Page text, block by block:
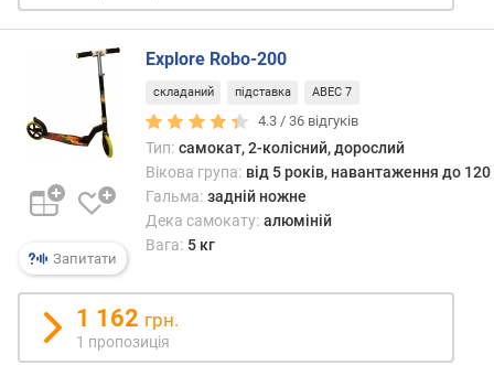
ь
с
т
а
с
м
Запитати
Explore Robo-200
складаний підставка ABEC 7
4.3 /36 відгуків
Тип: самокат, 2-колісний, дорослий
Вікова група: від 5 років, навантаження до 120
Гальма: задній ножне
Дека самокату: алюміній
Вага: 5 кг
1 162 грн.
1 пропозиція